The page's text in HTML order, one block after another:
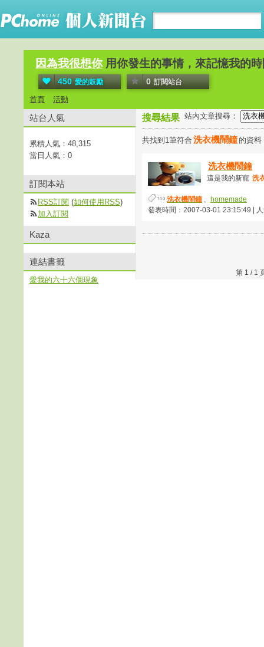
因為我很想你 用你發生的事情，來記憶我的
450 愛的鼓勵 0 訂閱站台
首頁 活動
搜尋結果 站內文章搜尋：
共找到1筆符合 洗衣機鬧鐘 的資料
洗衣機鬧鐘
這是我的新寵 洗
洗衣機鬧鐘 、
homemade
發表時間：2007-03-01 23:15:49 |
第 1 /
站台人氣
累積人氣： 48,315
當日人氣： 0
訂閱本站
RSS訂閱 (如何使用RSS)
加入訂閱
Kaza
連結書籤
愛我的六十六個現象